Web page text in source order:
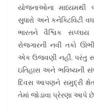
યોજનાઓના માધ્યમથી
સુધારો અને કનેક્ટિવિટી
ભારતને વૈશ્વિક
રોજગારની નવી તકો
એક ઉજવણી નહીં, પરંતુ
ઇતિહાસ અને
દિવસ આપણને સમુદ્રી
તેમાં જોડાવા પ્રેરણા આપે